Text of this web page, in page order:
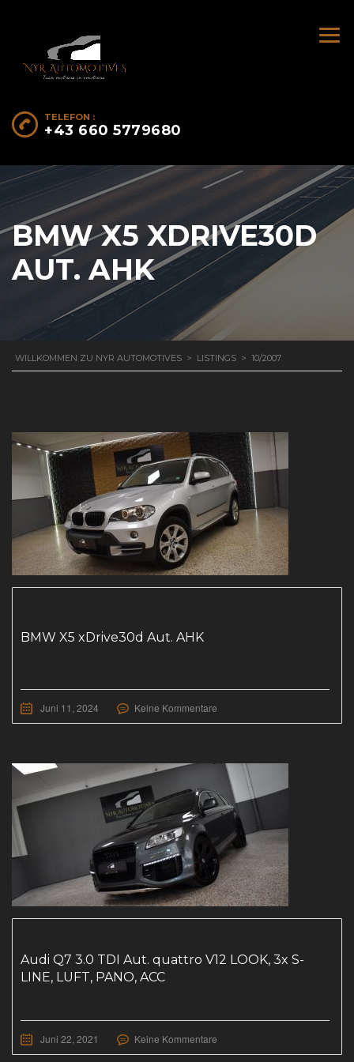
TELEFON :
+43 660 5779680
BMW X5 XDRIVE30D
AUT. AHK
WILLKOMMEN ZU NYR AUTOMOTIVES > LISTINGS > 10/2007
BMW X5 xDrive30d Aut. AHK
Juni 11, 2024 Keine Kommentare
Audi Q7 3.0 TDI Aut. quattro V12 LOOK, 3x S-
LINE, LUFT, PANO, ACC
Juni 22, 2021 Keine Kommentare